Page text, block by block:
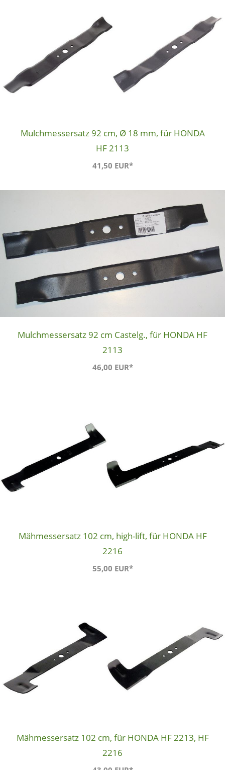
Mulchmessersatz 92 cm, Ø 18 mm, für HONDA
HF 2113
41,50 EUR*
Mulchmessersatz 92 cm Castelg., für HONDA HF
2113
46,00 EUR*
Mähmessersatz 102 cm, high-lift, für HONDA HF
2216
55,00 EUR*
Mähmessersatz 102 cm, für HONDA HF 2213, HF
2216